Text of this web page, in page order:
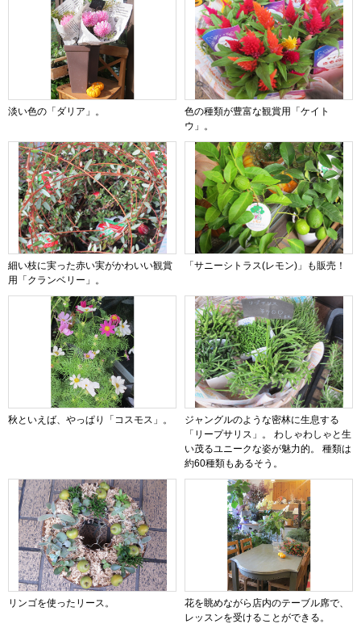
淡い色の「ダリア」。
色の種類が豊富な観賞用「ケイト
ウ」。
細い枝に実った赤い実がかわいい観賞
用「クランベリー」。
「サニーシトラス(レモン)」も販売！
秋といえば、やっぱり「コスモス」。
ジャングルのような密林に生息する
「リープサリス」。 わしゃわしゃと生
い茂るユニークな姿が魅力的。 種類は
約60種類もあるそう。
リンゴを使ったリース。
花を眺めながら店内のテーブル席で、
レッスンを受けることができる。